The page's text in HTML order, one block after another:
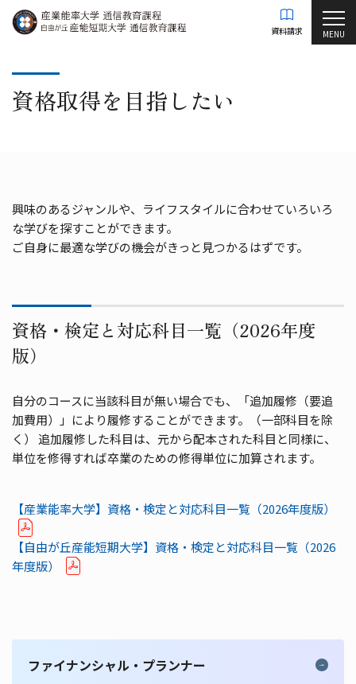
資料請求 MENU
資格取得を目指したい
興味のあるジャンルや、ライフスタイルに合わせていろいろ
な学びを探すことができます。
ご自身に最適な学びの機会がきっと見つかるはずです。
資格・検定と対応科目一覧（2026年度
版）
自分のコースに当該科目が無い場合でも、「追加履修（要追
加費用）」により履修することができます。（一部科目を除
く） 追加履修した科目は、元から配本された科目と同様に、
単位を修得すれば卒業のための修得単位に加算されます。
【産業能率大学】資格・検定と対応科目一覧（2026年度版）
【自由が丘産能短期大学】資格・検定と対応科目一覧（2026
年度版）
ファイナンシャル・プランナー